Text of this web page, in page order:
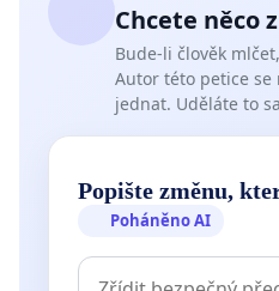
Chcete něco
Bude-li člověk
Autor této petice se
jednat. Uděláte to
Popište změnu,
Poháněno AI